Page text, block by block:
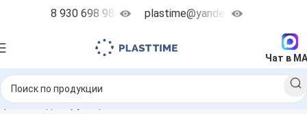
8 930 698 98 38 plastime@yandex.ru
Чат в
дозирующие насосы Seko Tekna Seko Tekna TPR